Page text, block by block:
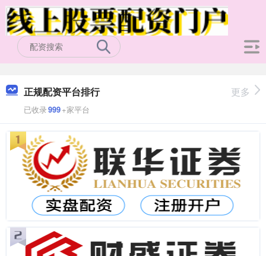
正规配资平台排行
已收录999+家平台
更多